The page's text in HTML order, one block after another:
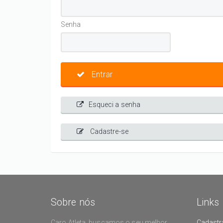
Senha
Entrar
Esqueci a senha
Cadastre-se
Sobre nós Links